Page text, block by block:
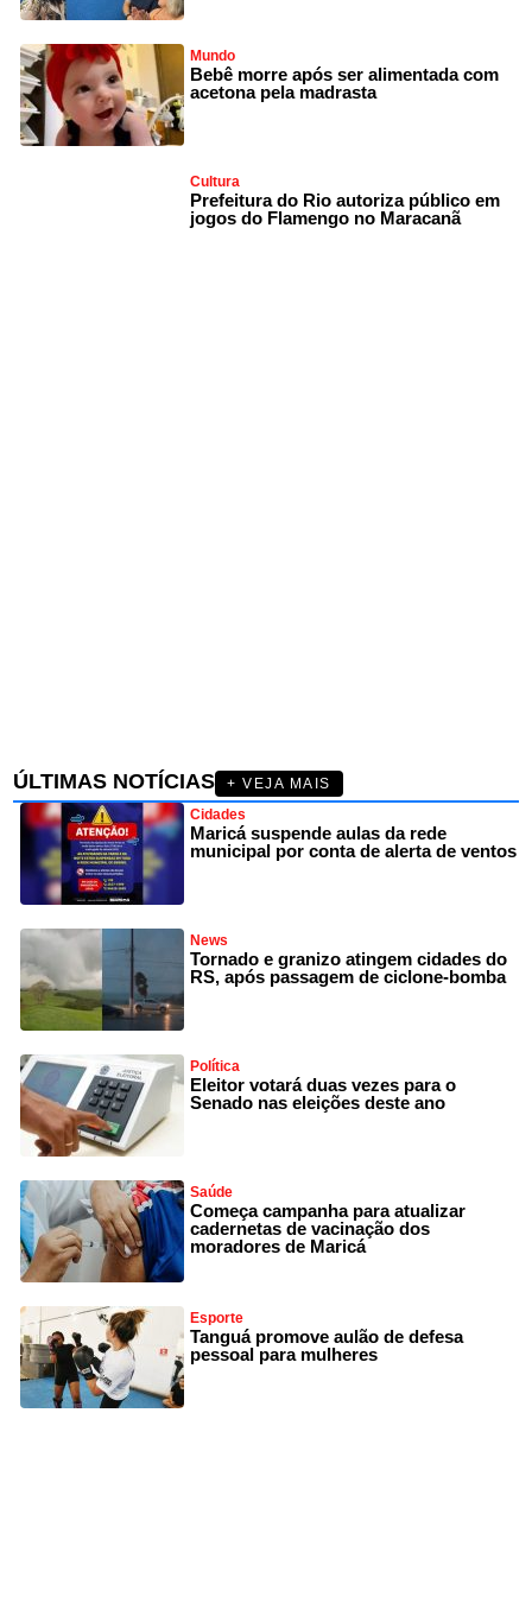
Mundo
Bebê morre após ser alimentada com
acetona pela madrasta
Cultura
Prefeitura do Rio autoriza público em
jogos do Flamengo no Maracanã
ÚLTIMAS NOTÍCIAS
+ VEJA MAIS
Cidades
Maricá suspende aulas da rede
municipal por conta de alerta de ventos
News
Tornado e granizo atingem cidades do
RS, após passagem de ciclone-bomba
Política
Eleitor votará duas vezes para o
Senado nas eleições deste ano
Saúde
Começa campanha para atualizar
cadernetas de vacinação dos
moradores de Maricá
Esporte
Tanguá promove aulão de defesa
pessoal para mulheres